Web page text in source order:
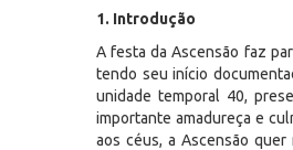
1. Introdução
A festa da Ascensão faz
tendo seu início
unidade temporal 40,
importante amadureça e
aos céus, a Ascensão